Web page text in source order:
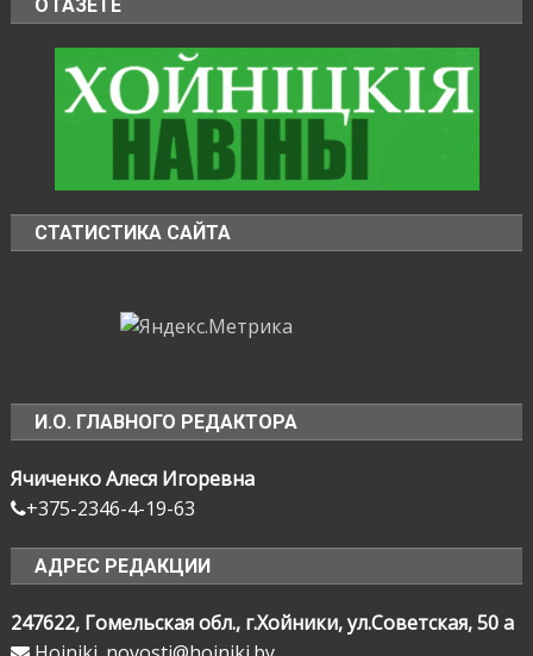
О ГАЗЕТЕ
СТАТИСТИКА САЙТА
И.О. ГЛАВНОГО РЕДАКТОРА
Ячиченко Алеся Игоревна
+375-2346-4-19-63
АДРЕС РЕДАКЦИИ
247622, Гомельская обл., г.Хойники, ул.Советская, 50 а